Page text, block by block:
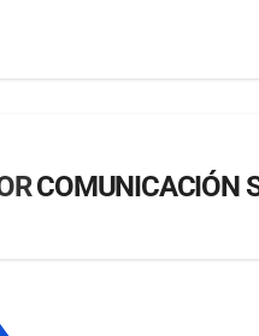
COMUNICACIÓN